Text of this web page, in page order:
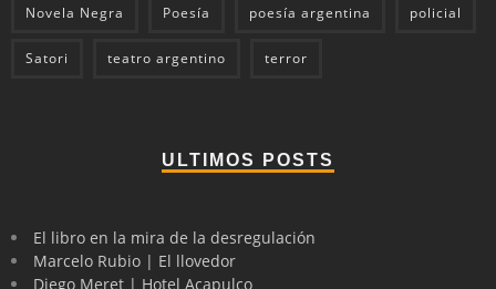
Novela Negra Poesía poesía argentina policial
Satori teatro argentino terror
ULTIMOS POSTS
El libro en la mira de la desregulación
Marcelo Rubio | El llovedor
Diego Meret | Hotel Acapulco